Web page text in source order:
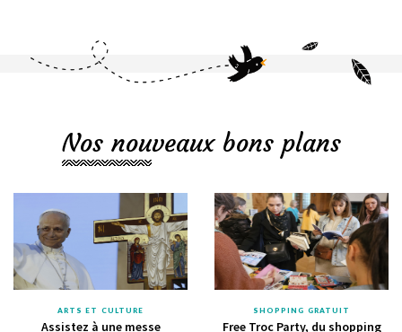
Nos nouveaux bons plans
ARTS ET CULTURE
Assistez à une messe
SHOPPING GRATUIT
Free Troc Party, du shopping